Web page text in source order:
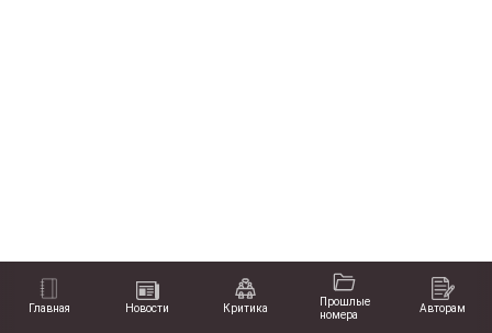
Главная Новости Критика
Прошлые
номера
Авторам